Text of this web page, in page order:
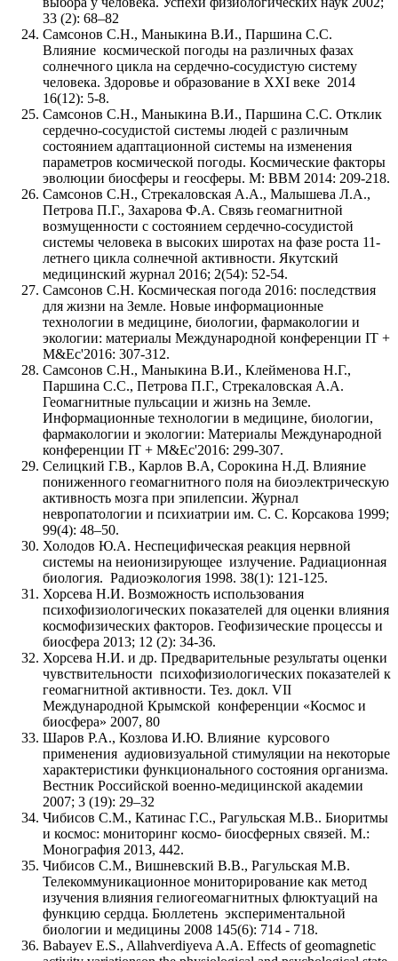
33 (2): 68–82
Самсонов С.Н., Маныкина В.И., Паршина С.С.
Влияние космической погоды на различных фазах
солнечного цикла на сердечно-сосудистую систему
человека. Здоровье и образование в XXI веке 2014
16(12): 5-8.
Самсонов С.Н., Маныкина В.И., Паршина С.С. Отклик
сердечно-сосудистой системы людей с различным
состоянием адаптационной системы на изменения
параметров космической погоды. Космические факторы
эволюции биосферы и геосферы. М: ВВМ 2014: 209-218.
Самсонов С.Н., Стрекаловская А.А., Малышева Л.А.,
Петрова П.Г., Захарова Ф.А. Связь геомагнитной
возмущенности с состоянием сердечно-сосудистой
системы человека в высоких широтах на фазе роста 11-
летнего цикла солнечной активности. Якутский
медицинский журнал 2016; 2(54): 52-54.
Самсонов С.Н. Космическая погода 2016: последствия
для жизни на Земле. Новые информационные
технологии в медицине, биологии, фармакологии и
экологии: материалы Международной конференции IT +
M&Ec'2016: 307-312.
Самсонов С.Н., Маныкина В.И., Клейменова Н.Г.,
Паршина С.С., Петрова П.Г., Стрекаловская А.А.
Геомагнитные пульсации и жизнь на Земле.
Информационные технологии в медицине, биологии,
фармакологии и экологии: Материалы Международной
конференции IT + M&Ec'2016: 299-307.
Селицкий Г.В., Карлов В.А, Сорокина Н.Д. Влияние
пониженного геомагнитного поля на биоэлектрическую
активность мозга при эпилепсии. Журнал
невропатологии и психиатрии им. С. С. Корсакова 1999;
99(4): 48–50.
Холодов Ю.А. Неспецифическая реакция нервной
системы на неионизирующее излучение. Радиационная
биология. Радиоэкология 1998. 38(1): 121-125.
Хорсева Н.И. Возможность использования
психофизиологических показателей для оценки влияния
космофизических факторов. Геофизические процессы и
биосфера 2013; 12 (2): 34-36.
Хорсева Н.И. и др. Предварительные результаты оценки
чувствительности психофизиологических показателей к
геомагнитной активности. Тез. докл. VII
Международной Крымской конференции «Космос и
биосфера» 2007, 80
Шаров Р.А., Козлова И.Ю. Влияние курсового
применения аудиовизуальной стимуляции на некоторые
характеристики функционального состояния организма.
Вестник Российской военно-медицинской академии
2007; 3 (19): 29–32
Чибисов С.М., Катинас Г.С., Рагульская М.В.. Биоритмы
и космос: мониторинг космо- биосферных связей. М.:
Монография 2013, 442.
Чибисов С.М., Вишневский В.В., Рагульская М.В.
Телекоммуникационное мониторирование как метод
изучения влияния гелиогеомагнитных флюктуаций на
функцию сердца. Бюллетень экспериментальной
биологии и медицины 2008 145(6): 714 - 718.
Babayev E.S., Allahverdiyeva A.A. Effects of geomagnetic